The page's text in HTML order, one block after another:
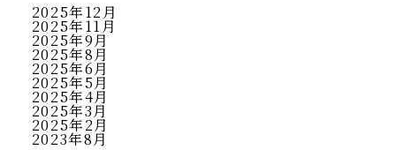
2025年12月
2025年11月
2025年9月
2025年8月
2025年6月
2025年5月
2025年4月
2025年3月
2025年2月
2023年8月